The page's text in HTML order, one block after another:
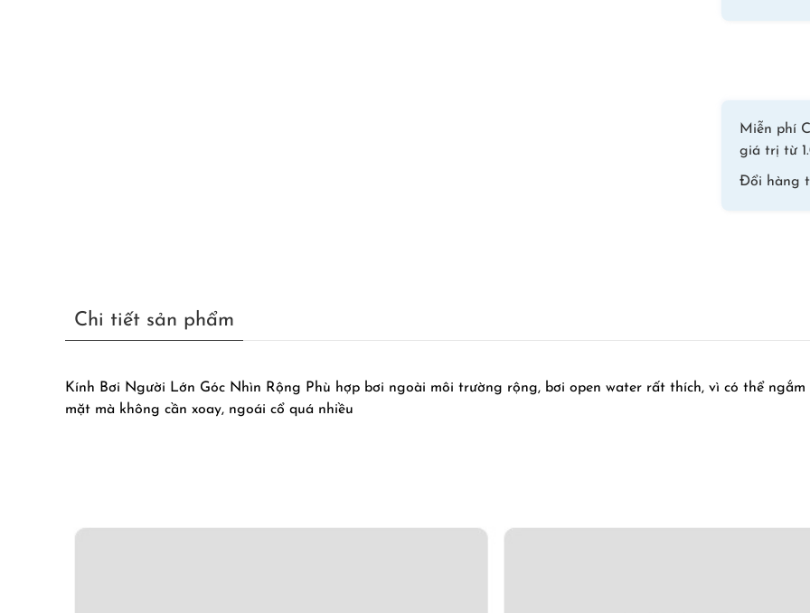
Miễn phí
giá trị từ
Đổi hàng
Chi tiết sản phẩm
Kính Bơi Người Lớn Góc Nhìn Rộng Phù hợp bơi ngoài môi trường rộng, bơi open water rất thích, vì có thể
mặt mà không cần xoay, ngoái cổ quá nhiều